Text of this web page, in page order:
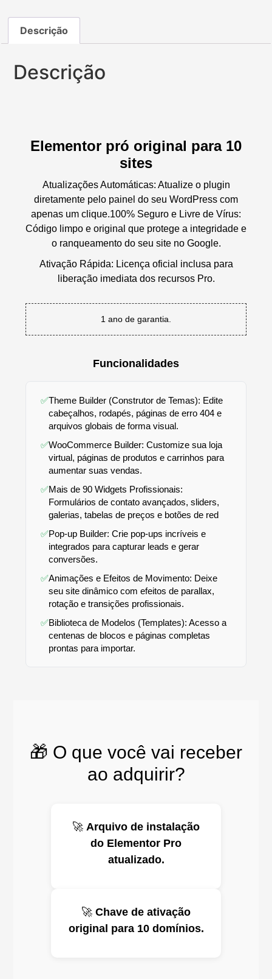
Descrição
Descrição
Elementor pró original para 10
sites
Atualizações Automáticas: Atualize o plugin
diretamente pelo painel do seu WordPress com
apenas um clique.100% Seguro e Livre de Vírus:
Código limpo e original que protege a integridade e
o ranqueamento do seu site no Google.
Ativação Rápida: Licença oficial inclusa para
liberação imediata dos recursos Pro.
1 ano de garantia.
Funcionalidades
✅Theme Builder (Construtor de Temas): Edite
cabeçalhos, rodapés, páginas de erro 404 e
arquivos globais de forma visual.
✅WooCommerce Builder: Customize sua loja
virtual, páginas de produtos e carrinhos para
aumentar suas vendas.
✅Mais de 90 Widgets Profissionais:
Formulários de contato avançados, sliders,
galerias, tabelas de preços e botões de red
✅Pop-up Builder: Crie pop-ups incríveis e
integrados para capturar leads e gerar
conversões.
✅Animações e Efeitos de Movimento: Deixe
seu site dinâmico com efeitos de parallax,
rotação e transições profissionais.
✅Biblioteca de Modelos (Templates): Acesso a
centenas de blocos e páginas completas
prontas para importar.
🎁 O que você vai receber
ao adquirir?
🚀 Arquivo de instalação
do Elementor Pro
atualizado.
🚀 Chave de ativação
original para 10 domínios.